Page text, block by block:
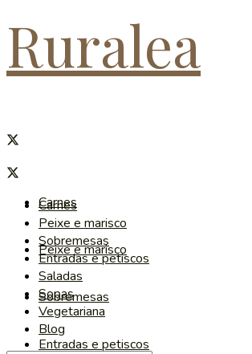
Ruralea
Carnes
Peixe e marisco
Sobremesas
Entradas e petiscos
Carnes
Peixe e marisco
Sobremesas
Entradas e petiscos
Saladas
Sopas
Vegetariana
Blog